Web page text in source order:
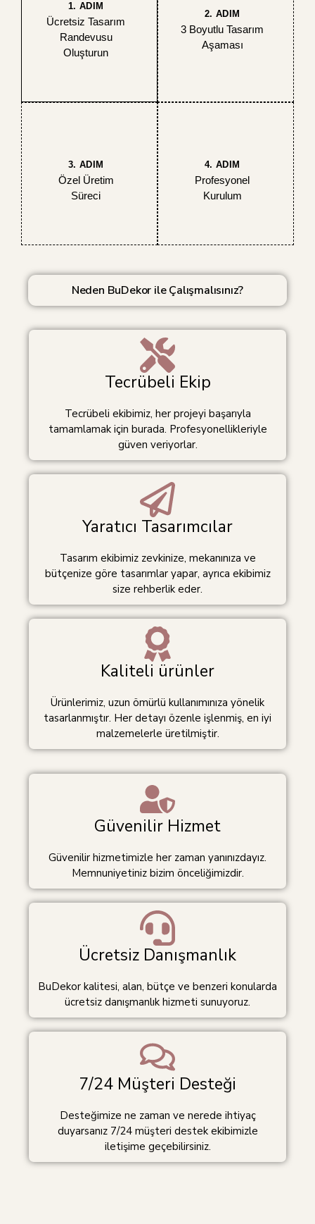
1. ADIM
Ücretsiz Tasarım
Randevusu
Oluşturun
2. ADIM
3 Boyutlu Tasarım
Aşaması
3. ADIM
Özel Üretim
Süreci
4. ADIM
Profesyonel
Kurulum
Neden BuDekor ile Çalışmalısınız?
Tecrübeli Ekip
Tecrübeli ekibimiz, her projeyi başarıyla
tamamlamak için burada. Profesyonellikleriyle
güven veriyorlar.
Yaratıcı Tasarımcılar
Tasarım ekibimiz zevkinize, mekanınıza ve
bütçenize göre tasarımlar yapar, ayrıca ekibimiz
size rehberlik eder.
Kaliteli ürünler
Ürünlerimiz, uzun ömürlü kullanımınıza yönelik
tasarlanmıştır. Her detayı özenle işlenmiş, en iyi
malzemelerle üretilmiştir.
Güvenilir Hizmet
Güvenilir hizmetimizle her zaman yanınızdayız.
Memnuniyetiniz bizim önceliğimizdir.
Ücretsiz Danışmanlık
BuDekor kalitesi, alan, bütçe ve benzeri konularda
ücretsiz danışmanlık hizmeti sunuyoruz.
7/24 Müşteri Desteği
Desteğimize ne zaman ve nerede ihtiyaç
duyarsanız 7/24 müşteri destek ekibimizle
iletişime geçebilirsiniz.